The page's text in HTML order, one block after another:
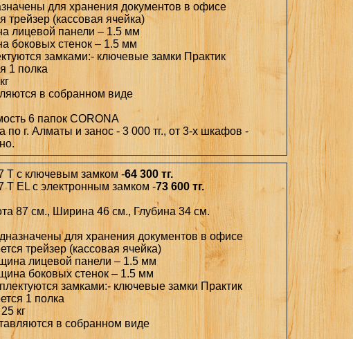
для хранения документов в офисе
трейзер (кассовая ячейка)
лицевой панели – 1.5 мм
боковых стенок – 1.5 мм
замками:- ключевые замки Практик
1 полка
в собранном виде
6 папок CORONA
по г. Алматы и занос - 3 000 тг., от 3-х шкафов -
T с ключевым замком -64 300 тг.
T EL с электронным замком -73 600 тг.
87 см., Ширина 46 см., Глубина 34 см.
для хранения документов в офисе
трейзер (кассовая ячейка)
лицевой панели – 1.5 мм
боковых стенок – 1.5 мм
замками:- ключевые замки Практик
1 полка
кг
в собранном виде